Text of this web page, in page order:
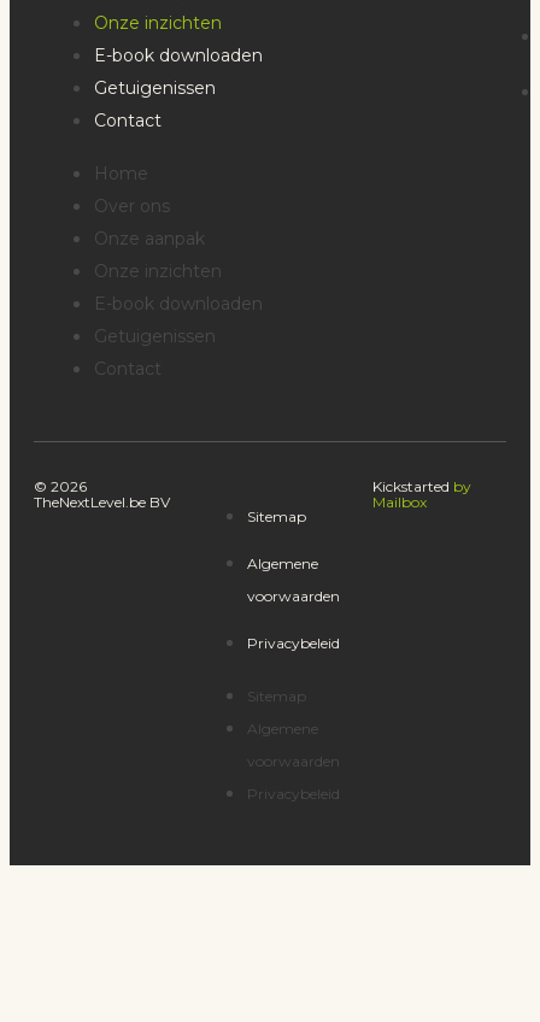
Onze inzichten
E-book downloaden
Getuigenissen
Contact
Home
Over ons
Onze aanpak
Onze inzichten
E-book downloaden
Getuigenissen
Contact
© 2026
TheNextLevel.be BV
Sitemap
Algemene
voorwaarden
Privacybeleid
Sitemap
Algemene
voorwaarden
Privacybeleid
Kickstarted by
Mailbox